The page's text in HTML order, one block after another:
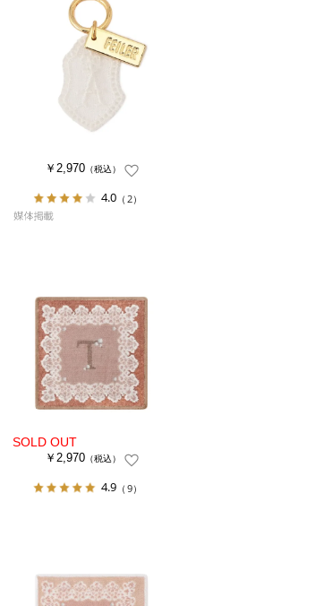
￥2,970（税込）
4.0 （2）
￥2,970（税込）
4.9 （9）